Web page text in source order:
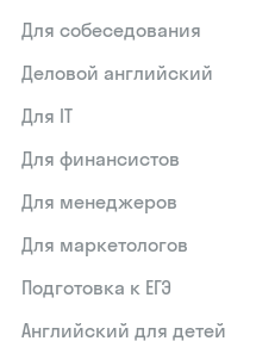
Для собеседования
Деловой английский
Для IT
Для финансистов
Для менеджеров
Для маркетологов
Подготовка к ЕГЭ
Английский для детей